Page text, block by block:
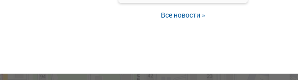
Все новости »